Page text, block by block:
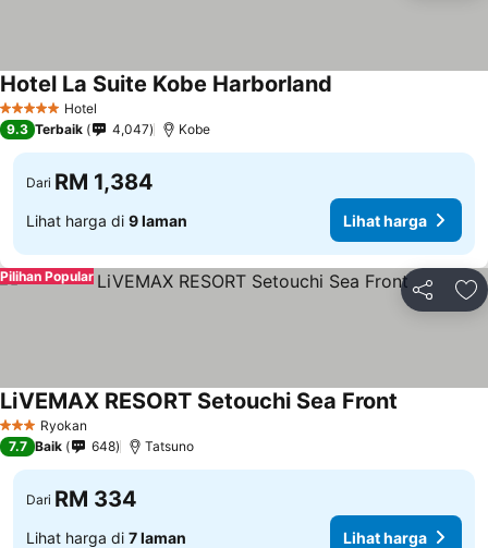
5 Bintang Hotel
Hotel La Suite Kobe Harborland
9.3 Terbaik 4,047 Kobe
Dari RM 1,384
Lihat harga di 9 laman Lihat harga
Kongsi
Pilihan Popular
3 BintangRyokan
LiVEMAX RESORT Setouchi Sea Front
7.7 Baik 648 Tatsuno
Dari RM 334
Lihat harga di 7 laman Lihat harga